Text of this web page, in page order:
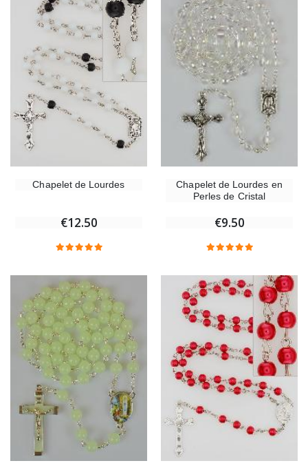
Chapelet de Lourdes
€12.50
Chapelet de Lourdes en
Perles de Cristal
€9.50